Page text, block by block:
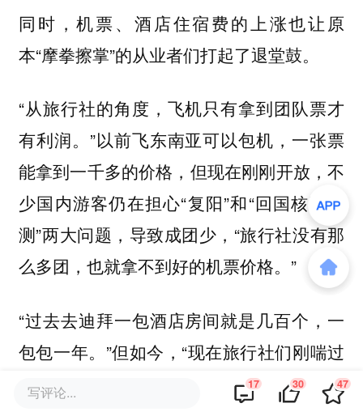
同时，机票、酒店住宿费的上涨也让原
本“摩拳擦掌”的从业者们打起了退堂鼓。
“从旅行社的角度，飞机只有拿到团队票才
有利润。”以前飞东南亚可以包机，一张票
能拿到一千多的价格，但现在刚刚开放，不
少国内游客仍在担心“复阳”和“回国核酸检
测”两大问题，导致成团少，“旅行社没有那
么多团，也就拿不到好的机票价格。”
“过去去迪拜一包酒店房间就是几百个，一
包包一年。”但如今，“现在旅行社们刚喘过
口气，拿不动也不敢拿”，同时，以最早放
写评论... 17 30 47